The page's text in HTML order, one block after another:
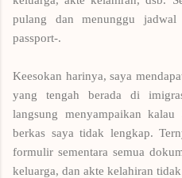
pulang dan menunggu
passport-.
Keesokan harinya, saya
yang tengah berada di
langsung menyampaikan
berkas saya tidak lengkap.
formulir sementara semua
keluarga, dan akte kelahiran